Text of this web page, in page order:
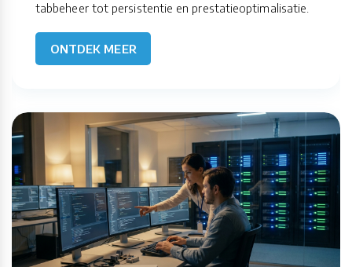
tabbeheer tot persistentie en prestatieoptimalisatie.
ONTDEK MEER